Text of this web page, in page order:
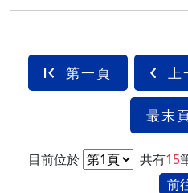
第一頁 上
最末
目前位於 共有15
前